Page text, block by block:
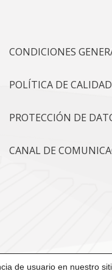
CONDICIONES
POLÍTICA DE CALIDAD
PROTECCIÓN DE
CANAL DE
de usuario en nuestro